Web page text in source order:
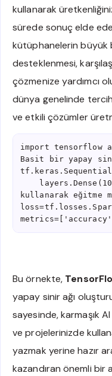
kullanarak
sürede sonuç elde
kütüphanelerin büyük
desteklenmesi,
çözmenize yardımcı
dünya genelinde
ve etkili çözümler
import tensorflow
Basit bir yapay
kullanarak eğitme
Bu örnekte,
yapay sinir ağı
sayesinde, karmaşık
ve projelerinizde
yazmak yerine hazır
kazandıran önemli bir